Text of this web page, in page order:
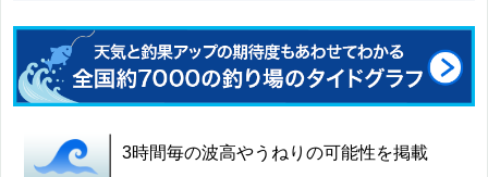
3時間毎の波高やうねりの可能性を掲載